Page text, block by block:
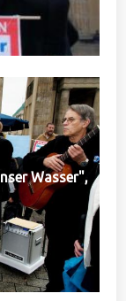
Wasser",